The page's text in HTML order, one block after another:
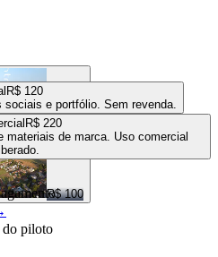
R$ 100
R$ 100
R$ 120
e portfólio. Sem revenda.
R$ 220
materiais de marca. Uso comercial
do piloto